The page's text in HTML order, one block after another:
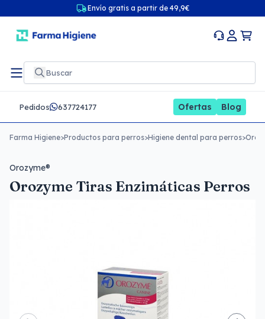
Envío gratis a partir de 49,9€
Pedidos 637724177 Ofertas Blog
Farma Higiene>Productos para perros>Higiene dental para perros>
Orozyme®
Orozyme Tiras Enzimáticas Perros